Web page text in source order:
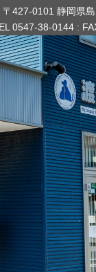
〒427-0101 静岡県
0547-38-0144 :